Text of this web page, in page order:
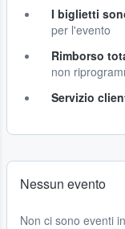
I biglietti
per l'evento
Rimborso
non
Servizio
Nessun evento
Non ci sono eventi